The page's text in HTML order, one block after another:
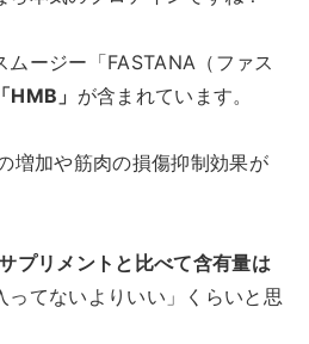
ージー「FASTANA（ファス
「HMB」 が含まれています。
増加や筋肉の損傷抑制効果が
プリメントと比べて含有量は
ってないよりいい」くらいと思